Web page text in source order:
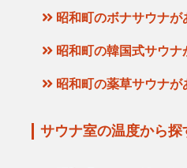
昭和町のボナサウナが
昭和町の韓国式サウナ
昭和町の薬草サウナが
サウナ室の温度から探